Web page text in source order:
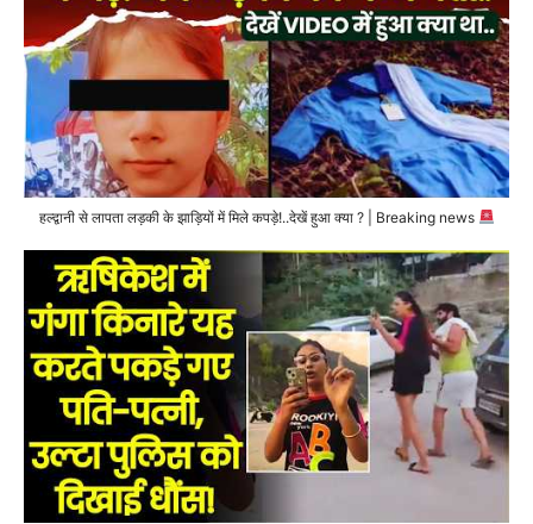
हल्द्वानी से लापता लड़की के झाड़ियों में मिले कपड़े!..देखें हुआ क्या ? | Breaking news